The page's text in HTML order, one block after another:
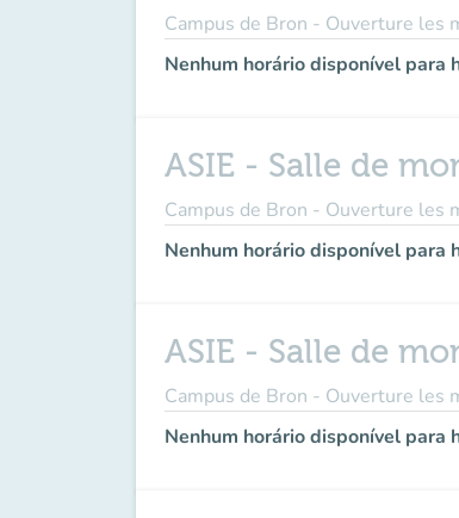
Campus de Bron - Ouverture
Nenhum horário disponível para
ASIE - Salle de
Campus de Bron - Ouverture
Nenhum horário disponível para
ASIE - Salle de
Campus de Bron - Ouverture
Nenhum horário disponível para